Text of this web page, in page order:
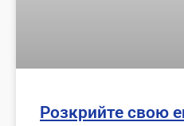
Розкрийте свою